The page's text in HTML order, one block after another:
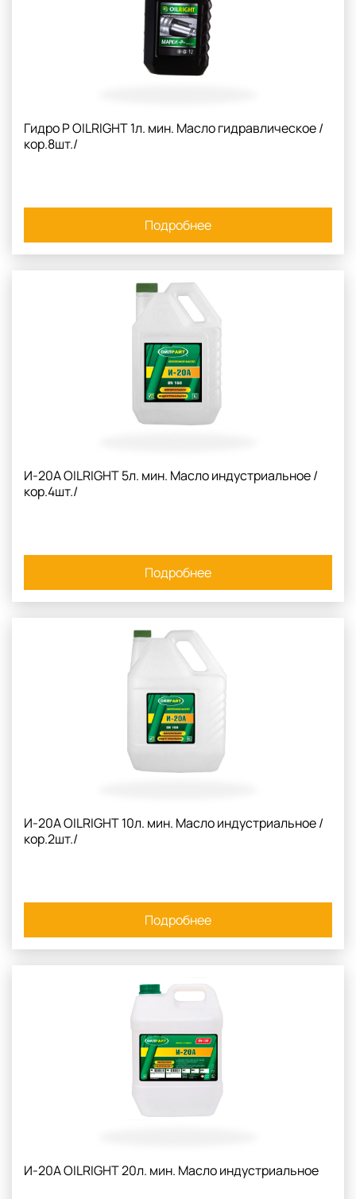
Гидро Р OILRIGHT 1л. мин. Масло гидравлическое /
кор.8шт./
Подробнее
И-20A OILRIGHT 5л. мин. Масло индустриальное /
кор.4шт./
Подробнее
И-20А OILRIGHT 10л. мин. Масло индустриальное /
кор.2шт./
Подробнее
И-20А OILRIGHT 20л. мин. Масло индустриальное